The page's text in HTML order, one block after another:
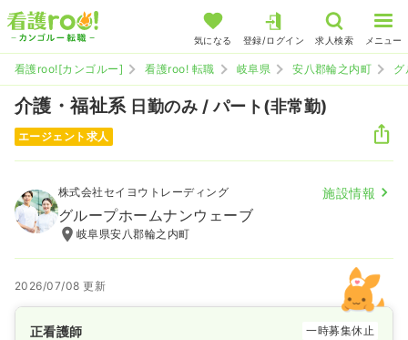
気になる 登録/ログイン 求人検索 メニュー
看護roo![カンゴルー] 看護roo! 転職 岐阜県 安八郡輪之内町 グ
介護・福祉系 日勤のみ / パート(非常勤)
エージェント求人
株式会社セイヨウトレーディング 施設情報
グループホームナンウェーブ
岐阜県安八郡輪之内町
2026/07/08 更新
正看護師
一時募集休止